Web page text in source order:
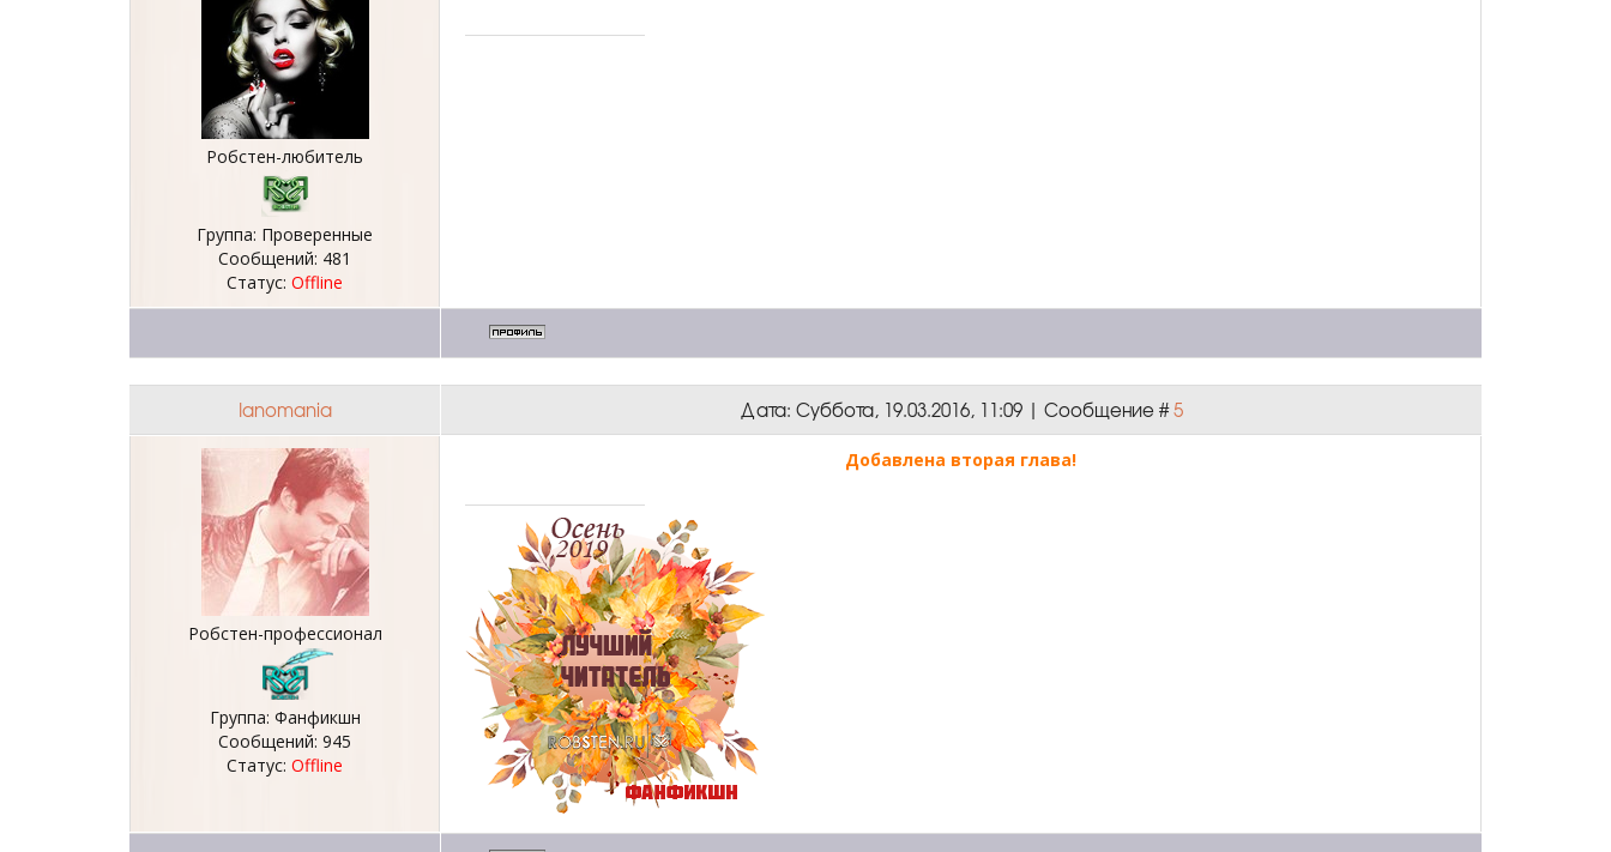
Робстен-любитель
Группа: Проверенные
Сообщений: 481
Статус: Offline
Ianomania Дата: Суббота, 19.03.2016, 11:09 | Сообщение #5
Робстен-профессионал
Группа: Фанфикшн
Сообщений: 945
Статус: Offline
Добавлена вторая глава!